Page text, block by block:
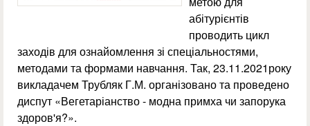
абітурієнтів
проводить цикл
заходів для ознайомлення зі спеціальностями,
методами та формами навчання. Так, 23.11.2021року
викладачем Трубляк Г.М. організовано та проведено
диспут «Вегетаріанство - модна примха чи запорука
здоров'я?».